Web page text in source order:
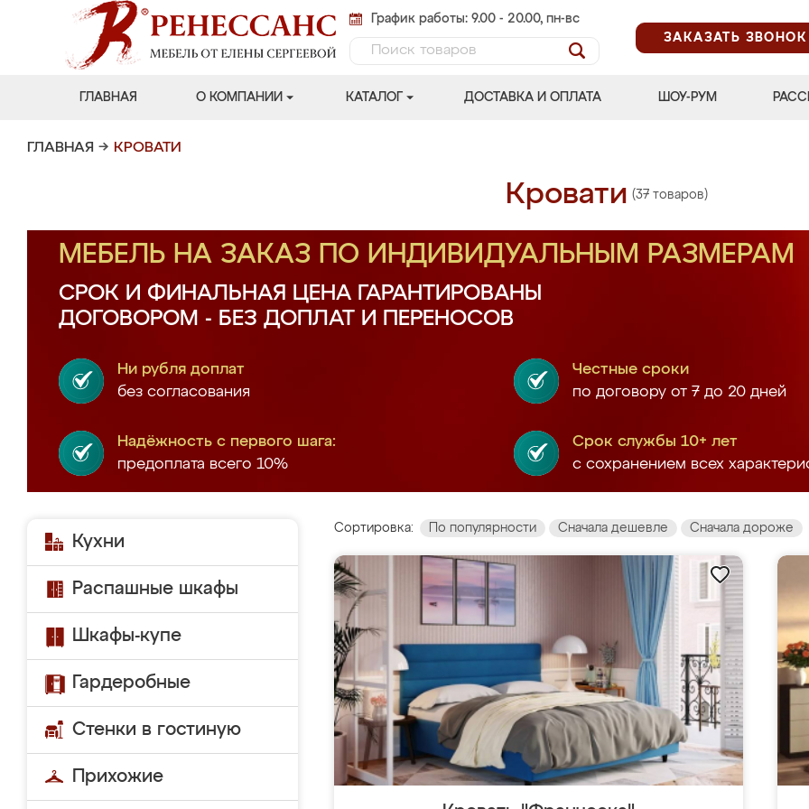
График работы: 9.00 - 20.00, пн-вс
ЗАКАЗАТЬ ЗВОНОК
ГЛАВНАЯ О КОМПАНИИ КАТАЛОГ ДОСТАВКА И ОПЛАТА ШОУ-РУМ
ГЛАВНАЯ → КРОВАТИ
Кровати (37 товаров)
МЕБЕЛЬ НА ЗАКАЗ ПО ИНДИВИДУАЛЬНЫМ РАЗМЕРАМ
СРОК И ФИНАЛЬНАЯ ЦЕНА ГАРАНТИРОВАНЫ
ДОГОВОРОМ - БЕЗ ДОПЛАТ И ПЕРЕНОСОВ
Ни рубля доплат
без согласования
Честные сроки
по договору от 7 до 20 дней
Надёжность с первого шага:
предоплата всего 10%
Срок службы 10+ лет
с сохранением всех
Кухни
Распашные шкафы
Шкафы-купе
Гардеробные
Стенки в гостиную
Прихожие
Сортировка: По популярности Сначала дешевле Сначала дороже